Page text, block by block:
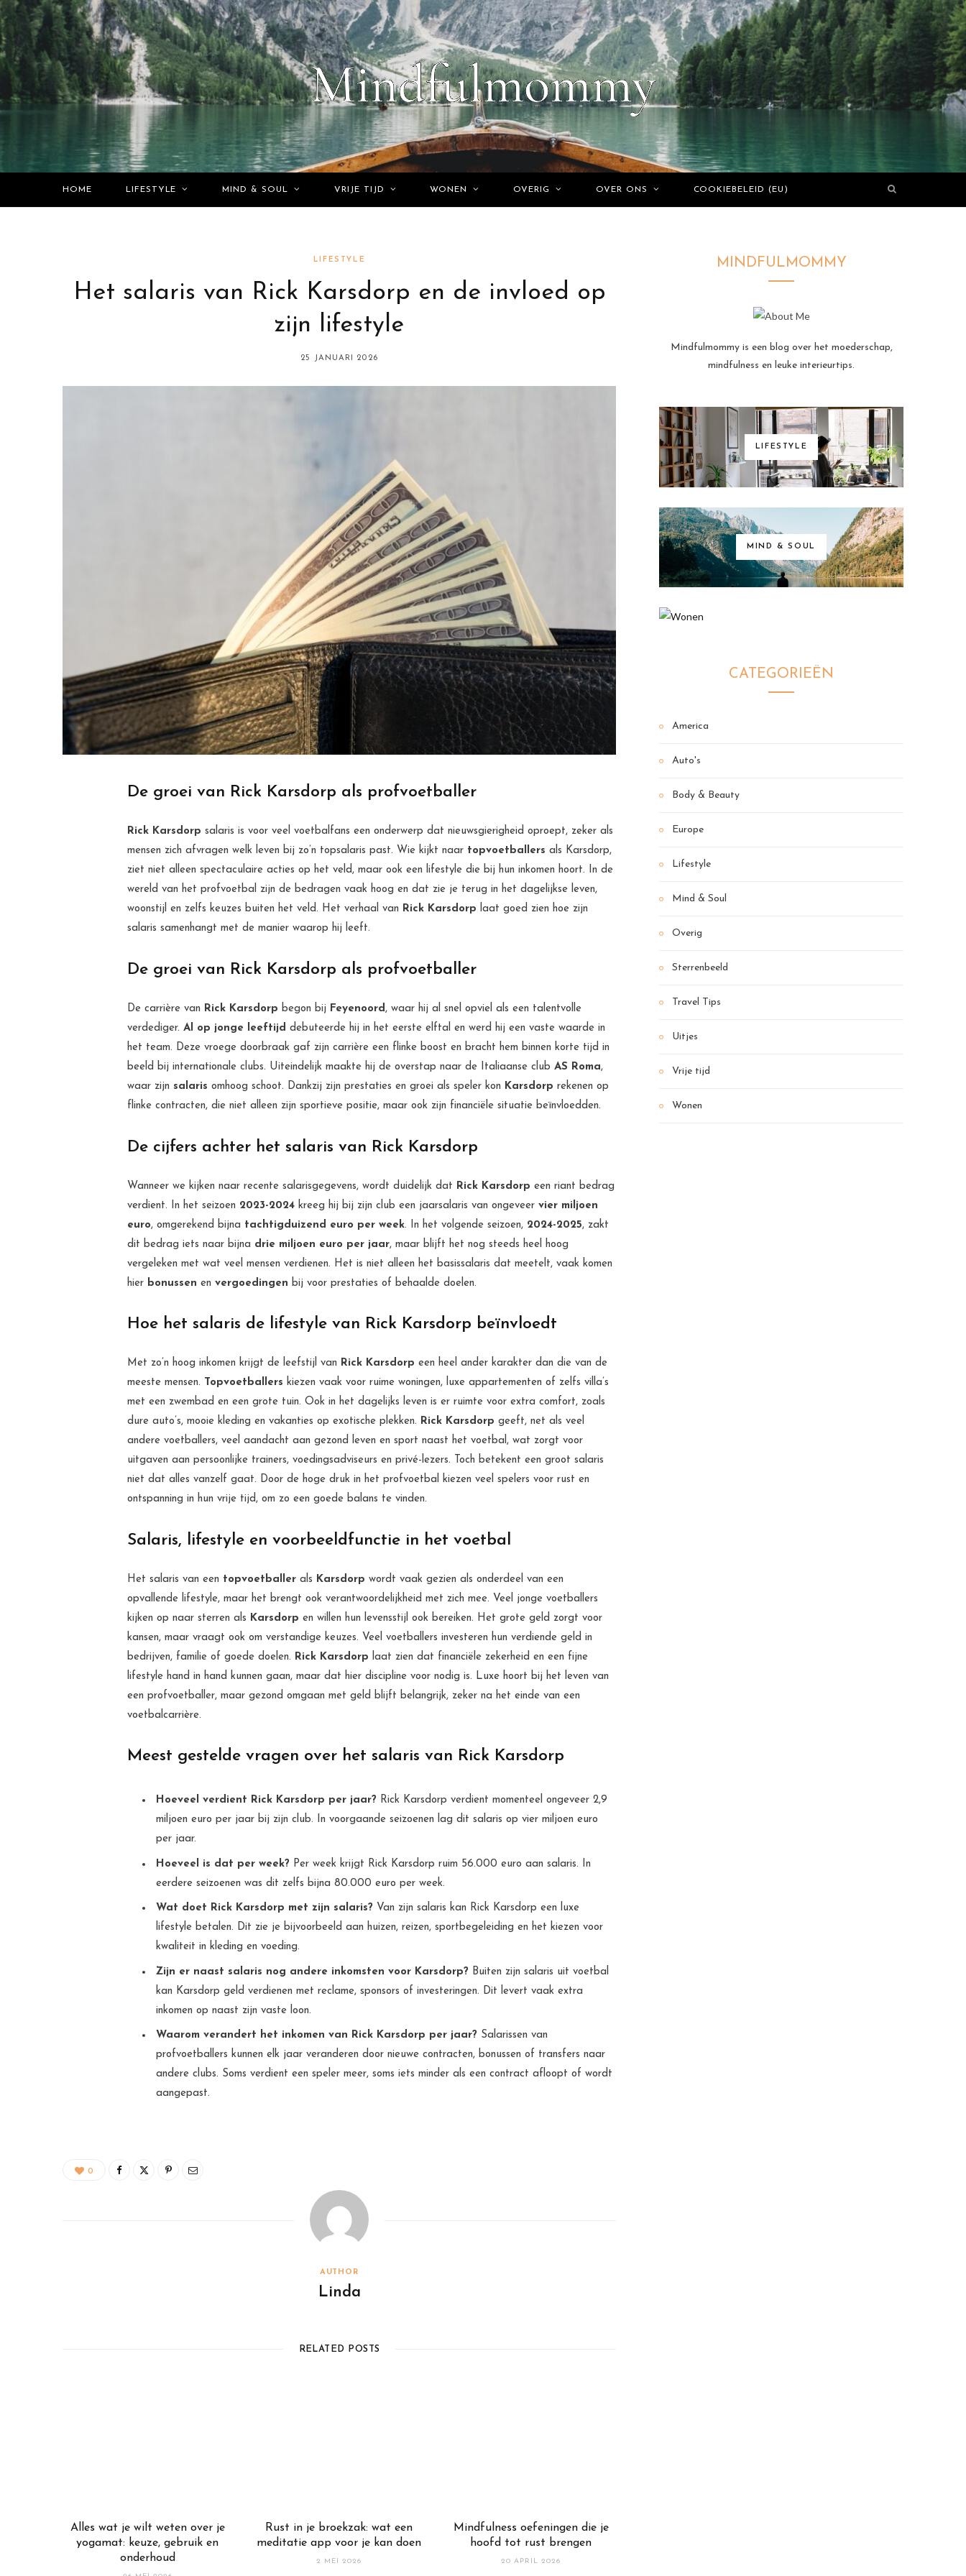
HOME LIFESTYLE MIND & SOUL VRIJE TIJD WONEN OVERIG OVER ONS COOKIEBELEID (EU)
LIFESTYLE
Het salaris van Rick Karsdorp en de invloed op
zijn lifestyle
25 JANUARI 2026
De groei van Rick Karsdorp als profvoetballer
Rick Karsdorp salaris is voor veel voetbalfans een onderwerp dat nieuwsgierigheid oproept, zeker als
mensen zich afvragen welk leven bij zo’n topsalaris past. Wie kijkt naar topvoetballers als Karsdorp,
ziet niet alleen spectaculaire acties op het veld, maar ook een lifestyle die bij hun inkomen hoort. In de
wereld van het profvoetbal zijn de bedragen vaak hoog en dat zie je terug in het dagelijkse leven,
woonstijl en zelfs keuzes buiten het veld. Het verhaal van Rick Karsdorp laat goed zien hoe zijn
salaris samenhangt met de manier waarop hij leeft.
De groei van Rick Karsdorp als profvoetballer
De carrière van Rick Karsdorp begon bij Feyenoord , waar hij al snel opviel als een talentvolle
verdediger. Al op jonge leeftijd debuteerde hij in het eerste elftal en werd hij een vaste waarde in
het team. Deze vroege doorbraak gaf zijn carrière een flinke boost en bracht hem binnen korte tijd in
beeld bij internationale clubs. Uiteindelijk maakte hij de overstap naar de Italiaanse club AS Roma,
waar zijn salaris omhoog schoot. Dankzij zijn prestaties en groei als speler kon Karsdorp rekenen op
flinke contracten, die niet alleen zijn sportieve positie, maar ook zijn financiële situatie beïnvloedden.
De cijfers achter het salaris van Rick Karsdorp
Wanneer we kijken naar recente salarisgegevens, wordt duidelijk dat Rick Karsdorp een riant bedrag
verdient. In het seizoen 2023-2024 kreeg hij bij zijn club een jaarsalaris van ongeveer vier miljoen
euro, omgerekend bijna tachtigduizend euro per week. In het volgende seizoen, 2024-2025, zakt
dit bedrag iets naar bijna drie miljoen euro per jaar, maar blijft het nog steeds heel hoog
vergeleken met wat veel mensen verdienen. Het is niet alleen het basissalaris dat meetelt, vaak komen
hier bonussen en vergoedingen bij voor prestaties of behaalde doelen.
Hoe het salaris de lifestyle van Rick Karsdorp beïnvloedt
Met zo’n hoog inkomen krijgt de leefstijl van Rick Karsdorp een heel ander karakter dan die van de
meeste mensen.
Topvoetballers kiezen vaak voor ruime woningen, luxe appartementen of zelfs villa’s
met een zwembad en een grote tuin. Ook in het dagelijks leven is er ruimte voor extra comfort, zoals
dure auto’s, mooie kleding en vakanties op exotische plekken. Rick Karsdorp geeft, net als veel
andere voetballers, veel aandacht aan gezond leven en sport naast het voetbal, wat zorgt voor
uitgaven aan persoonlijke trainers, voedingsadviseurs en privé-lezers. Toch betekent een groot salaris
niet dat alles vanzelf gaat. Door de hoge druk in het profvoetbal kiezen veel spelers voor rust en
ontspanning in hun vrije tijd, om zo een goede balans te vinden.
Salaris, lifestyle en voorbeeldfunctie in het voetbal
Het salaris van een topvoetballer als Karsdorp wordt vaak gezien als onderdeel van een
opvallende lifestyle, maar het brengt ook verantwoordelijkheid met zich mee. Veel jonge voetballers
kijken op naar sterren als Karsdorp en willen hun levensstijl ook bereiken. Het grote geld zorgt voor
kansen, maar vraagt ook om verstandige keuzes. Veel voetballers investeren hun verdiende geld in
bedrijven, familie of goede doelen. Rick Karsdorp laat zien dat financiële zekerheid en een fijne
lifestyle hand in hand kunnen gaan, maar dat hier discipline voor nodig is. Luxe hoort bij het leven van
een profvoetballer, maar gezond omgaan met geld blijft belangrijk, zeker na het einde van een
voetbalcarrière.
Meest gestelde vragen over het salaris van Rick Karsdorp
Hoeveel verdient Rick Karsdorp per jaar? Rick Karsdorp verdient momenteel ongeveer 2,9
miljoen euro per jaar bij zijn club. In voorgaande seizoenen lag dit salaris op vier miljoen euro
per jaar.
Hoeveel is dat per week? Per week krijgt Rick Karsdorp ruim 56.000 euro aan salaris. In
eerdere seizoenen was dit zelfs bijna 80.000 euro per week.
Wat doet Rick Karsdorp met zijn salaris? Van zijn salaris kan Rick Karsdorp een luxe
lifestyle betalen. Dit zie je bijvoorbeeld aan huizen, reizen, sportbegeleiding en het kiezen voor
kwaliteit in kleding en voeding.
Zijn er naast salaris nog andere inkomsten voor Karsdorp? Buiten zijn salaris uit voetbal
kan Karsdorp geld verdienen met reclame, sponsors of investeringen. Dit levert vaak extra
inkomen op naast zijn vaste loon.
Waarom verandert het inkomen van Rick Karsdorp per jaar? Salarissen van
profvoetballers kunnen elk jaar veranderen door nieuwe contracten, bonussen of transfers naar
andere clubs. Soms verdient een speler meer, soms iets minder als een contract afloopt of wordt
aangepast.
0
AUTHOR
Linda
RELATED POSTS
Alles wat je wilt weten over je
yogamat: keuze, gebruik en
onderhoud
Rust in je broekzak: wat een
meditatie app voor je kan doen
2 MEI 2026
Mindfulness oefeningen die je
hoofd tot rust brengen
20 APRIL 2026
MINDFULMOMMY
Mindfulmommy is een blog over het moederschap,
mindfulness en leuke interieurtips.
LIFESTYLE
MIND & SOUL
CATEGORIEËN
America
Auto's
Body & Beauty
Europe
Lifestyle
Mind & Soul
Overig
Sterrenbeeld
Travel Tips
Uitjes
Vrije tijd
Wonen